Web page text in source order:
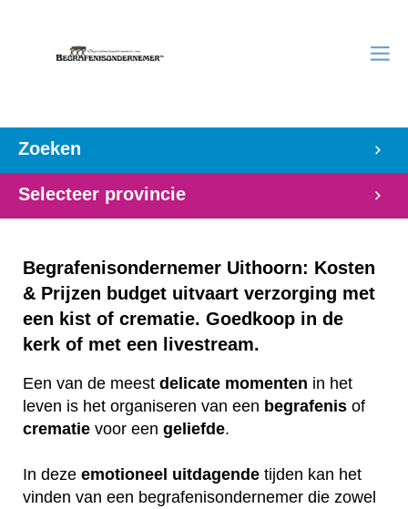
Zoeken
Selecteer provincie
Begrafenisondernemer Uithoorn: Kosten
& Prijzen budget uitvaart verzorging met
een kist of crematie. Goedkoop in de
kerk of met een livestream.
Een van de meest delicate momenten in het
leven is het organiseren van een begrafenis of
crematie voor een geliefde.
In deze emotioneel uitdagende tijden kan het
vinden van een begrafenisondernemer die zowel